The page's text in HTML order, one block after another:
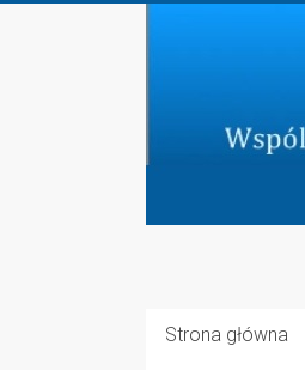
Nowe
Strona główna